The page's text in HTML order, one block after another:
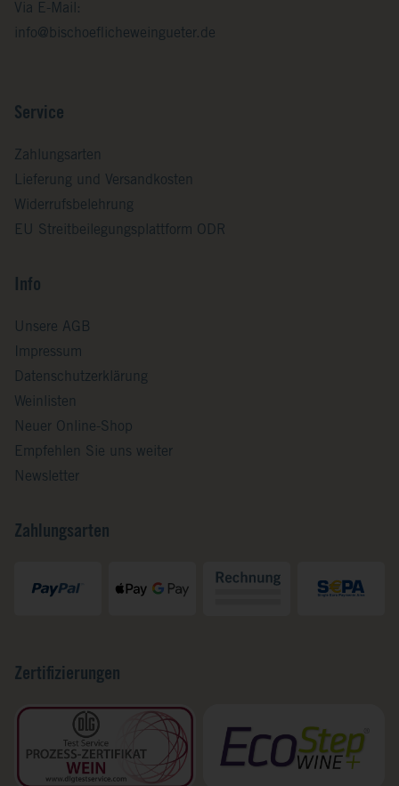
Via E-Mail:
info@bischoeflicheweingueter.de
Service
Zahlungsarten
Lieferung und Versandkosten
Widerrufsbelehrung
EU Streitbeilegungsplattform ODR
Info
Unsere AGB
Impressum
Datenschutzerklärung
Weinlisten
Neuer Online-Shop
Empfehlen Sie uns weiter
Newsletter
Zahlungsarten
Zertifizierungen